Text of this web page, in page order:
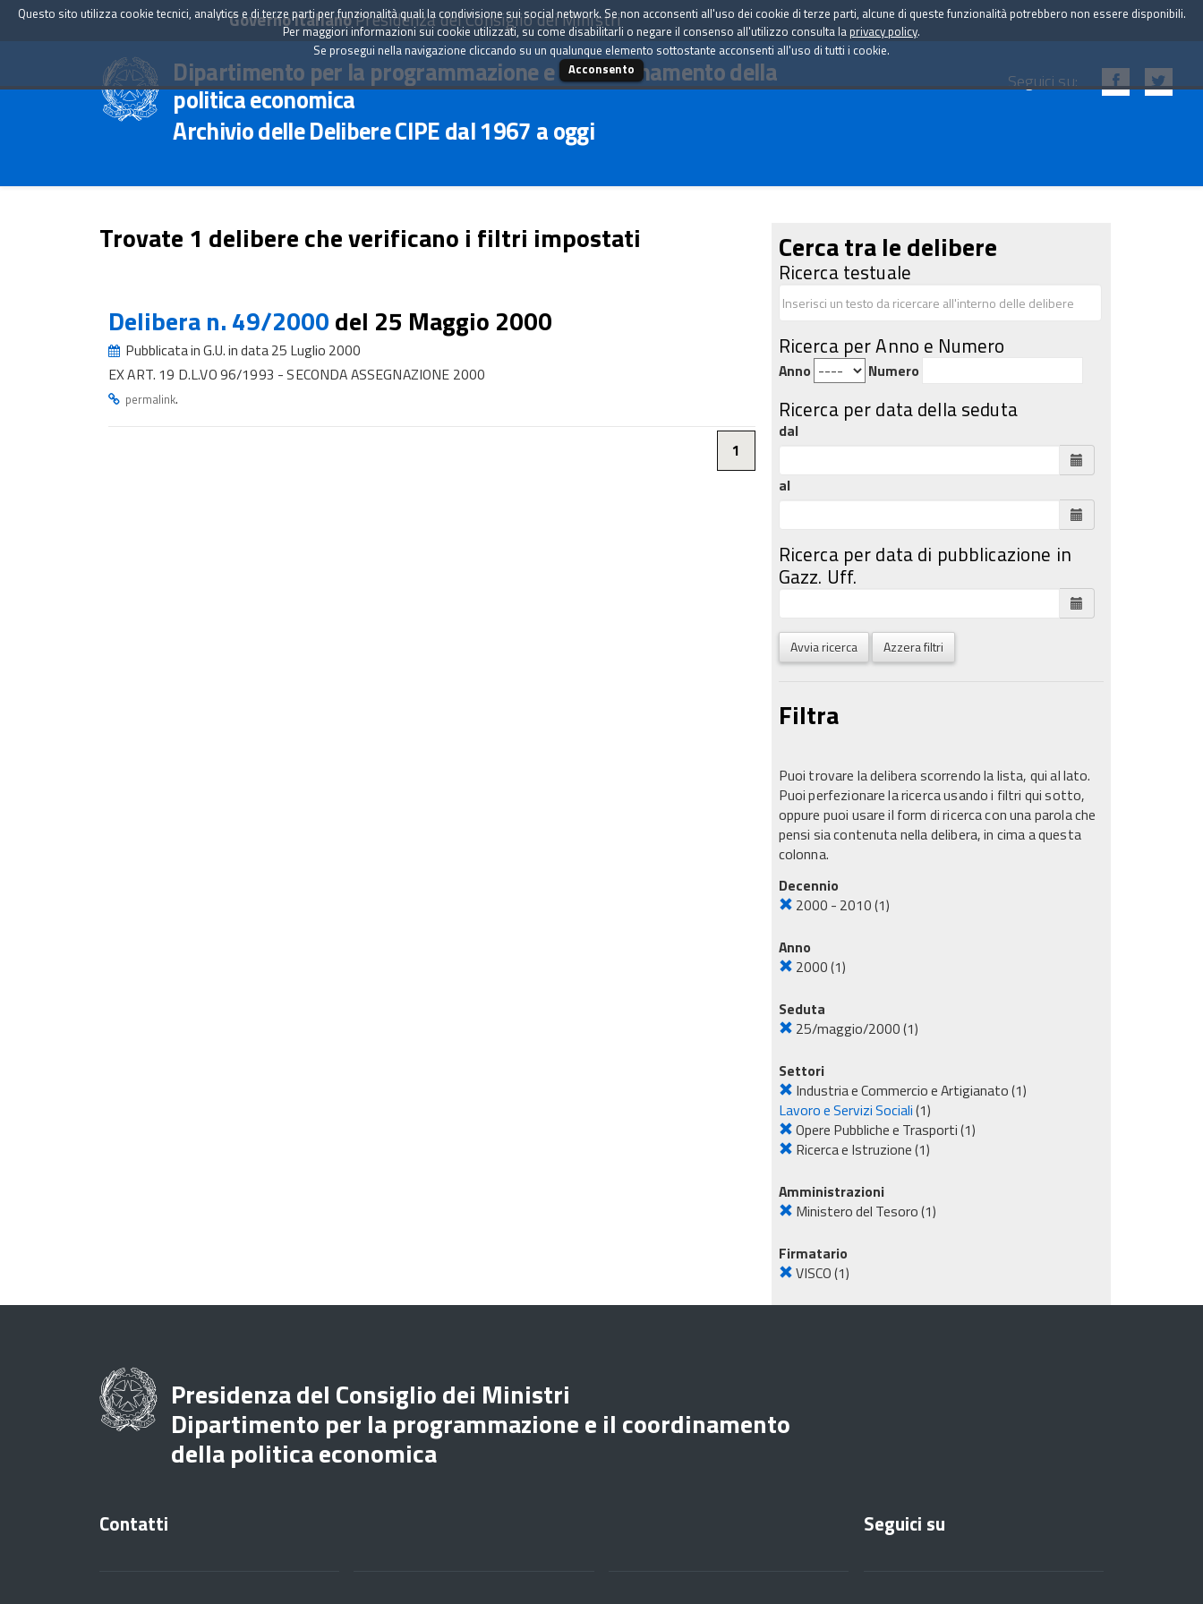
Governo ItalianoPresidenza del Consiglio dei Ministri
Dipartimento per la programmazione e il coordinamento della
politica economica
Archivio delle Delibere CIPE dal 1967 a oggi
Seguici su:
Trovate 1 delibere che verificano i filtri impostati
Delibera n. 49/2000del 25 Maggio 2000
Pubblicata in G.U. in data 25 Luglio 2000
EX ART. 19 D.L.VO 96/1993 - SECONDA ASSEGNAZIONE 2000
permalink.
1
Cerca tra le delibere
Ricerca testuale
Ricerca per Anno e Numero
Anno Numero
Ricerca per data della seduta
dal
al
Ricerca per data di pubblicazione in
Gazz. Uff.
Avvia ricerca Azzera filtri
Filtra
Puoi trovare la delibera scorrendo la lista, qui al lato.
Puoi perfezionare la ricerca usando i filtri qui sotto,
oppure puoi usare il form di ricerca con una parola che
pensi sia contenuta nella delibera, in cima a questa
colonna.
Decennio
2000 - 2010(1)
Anno
2000(1)
Seduta
25/maggio/2000(1)
Settori
Industria e Commercio e Artigianato(1)
Lavoro e Servizi Sociali(1)
Opere Pubbliche e Trasporti(1)
Ricerca e Istruzione(1)
Amministrazioni
Ministero del Tesoro(1)
Firmatario
VISCO(1)
Questo sito utilizza cookie tecnici, analytics e di terze parti per funzionalità quali la condivisione sui social network. Se non acconsenti all'uso dei cookie di terze parti, alcune di queste funzionalità potrebbero non essere disponibili.
Per maggiori informazioni sui cookie utilizzati, su come disabilitarli o negare il consenso all'utilizzo consulta la privacy policy.
Se prosegui nella navigazione cliccando su un qualunque elemento sottostante acconsenti all'uso di tutti i cookie.
Acconsento
Presidenza del Consiglio dei Ministri
Dipartimento per la programmazione e il coordinamento
della politica economica
Contatti Seguici su